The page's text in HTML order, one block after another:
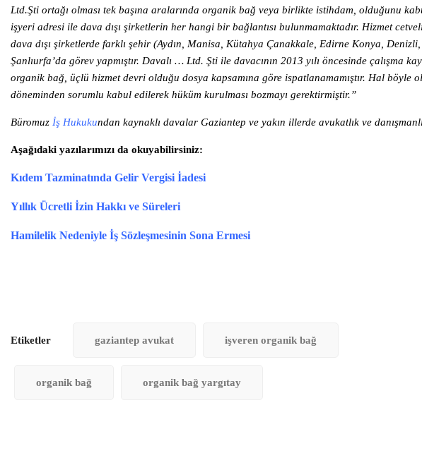
Ltd.Şti ortağı olması tek başına aralarında organik bağ veya birlikte istihdam, olduğunu
işyeri adresi ile dava dışı şirketlerin her hangi bir bağlantısı bulunmamaktadır. Hizmet
dava dışı şirketlerde farklı şehir (Aydın, Manisa, Kütahya Çanakkale, Edirne Konya,
Şanlıurfa’da görev yapmıştır. Davalı … Ltd. Şti ile davacının 2013 yılı öncesinde çalışma
organik bağ, üçlü hizmet devri olduğu dosya kapsamına göre ispatlanamamıştır. Hal böyle
döneminden sorumlu kabul edilerek hüküm kurulması bozmayı gerektirmiştir.”
Büromuz İş Hukukundan kaynaklı davalar Gaziantep ve yakın illerde avukatlık ve
Aşağıdaki yazılarımızı da okuyabilirsiniz:
Kıdem Tazminatında Gelir Vergisi İadesi
Yıllık Ücretli İzin Hakkı ve Süreleri
Hamilelik Nedeniyle İş Sözleşmesinin Sona Ermesi
Etiketler gaziantep avukat işveren organik bağ
organik bağ organik bağ yargıtay